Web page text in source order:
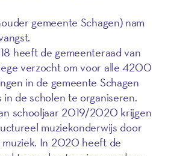
gemeente Schagen) nam
heeft de gemeenteraad van
verzocht om voor alle 4200
in de gemeente Schagen
in de scholen te organiseren.
schooljaar 2019/2020 krijgen
muziekonderwijs door
In 2020 heeft de